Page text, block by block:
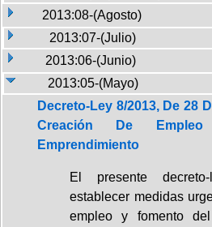
2013:08-(Agosto)
2013:07-(Julio)
2013:06-(Junio)
2013:05-(Mayo)
Decreto-Ley 8/2013, De 28
Creación De
Emprendimiento
El presente
establecer medidas
empleo y fomento del